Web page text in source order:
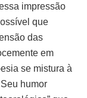
impressão
que
das
em
se mistura à
humor